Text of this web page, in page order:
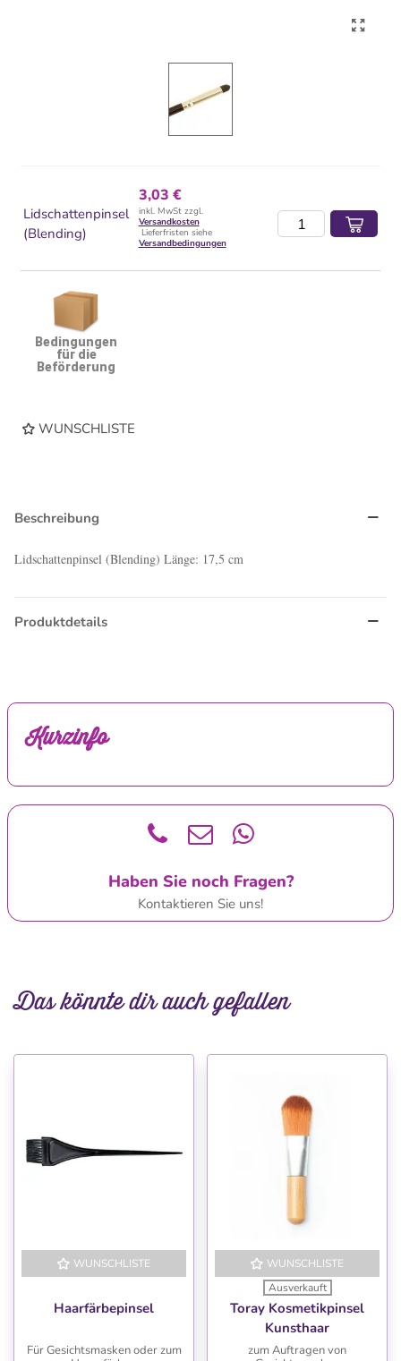
Lidschattenpinsel
(Blending)
3,03 €
inkl. MwSt zzgl.
Versandkosten
Lieferfristen siehe
Versandbedingungen
Bedingungen
für die
Beförderung
WUNSCHLISTE
Beschreibung
Lidschattenpinsel (Blending) Länge: 17,5 cm
Produktdetails
Kurzinfo
Haben Sie noch Fragen?
Kontaktieren Sie uns!
Das könnte dir auch gefallen
WUNSCHLISTE
Haarfärbepinsel
Für Gesichtsmasken oder zum
WUNSCHLISTE
Ausverkauft
Toray Kosmetikpinsel
Kunsthaar
zum Auftragen von